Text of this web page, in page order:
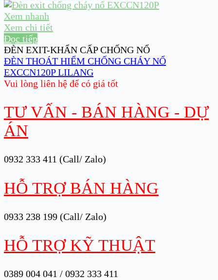
Xem nhanh
Xem chi tiết
Đọc tiếp
ĐÈN EXIT-KHẨN CẤP CHỐNG NỔ
ĐÈN THOÁT HIỂM CHỐNG CHÁY NỔ
EXCCN120P LILANG
Vui lòng liên hệ để có giá tốt
TƯ VẤN - BÁN HÀNG - DỰ
ÁN
0932 333 411 (Call/ Zalo)
HỖ TRỢ BÁN HÀNG
0933 238 199 (Call/ Zalo)
HỖ TRỢ KỸ THUẬT
0389 004 041 / 0932 333 411